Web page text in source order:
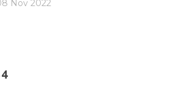
Nov 2022